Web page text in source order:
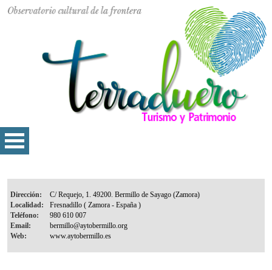
Dirección:
Localidad:
Teléfono:
Email:
Web: